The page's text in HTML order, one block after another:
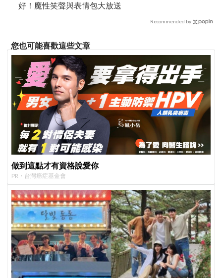
好！魔性笑聲與表情包大放送
Recommended by
您也可能喜歡這些文章
做到這點才有資格說愛你
PR・台灣癌症基金會